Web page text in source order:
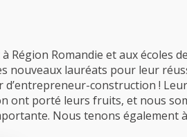
Région Romandie et aux écoles
nouveaux lauréats pour leur
d’entrepreneur-construction ! Leur
ont porté leurs fruits, et nous
Nous tenons également